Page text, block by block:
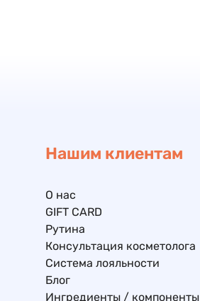
Нашим клиентам
О нас
GIFT CARD
Рутина
Консультация косметолога
Система лояльности
Блог
Ингредиенты / компоненты